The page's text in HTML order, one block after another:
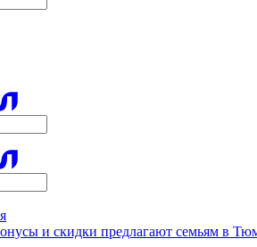
и скидки предлагают семьям в